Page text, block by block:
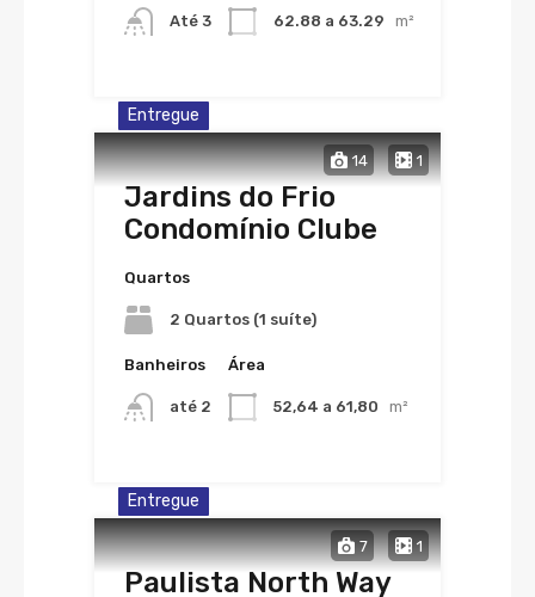
Até 3 62.88 a 63.29 m²
14 1
Entregue
Jardins do Frio
Condomínio Clube
Quartos
2 Quartos (1 suíte)
Banheiros
até 2
Área
52,64 a 61,80 m²
7 1
Entregue
Paulista North Way